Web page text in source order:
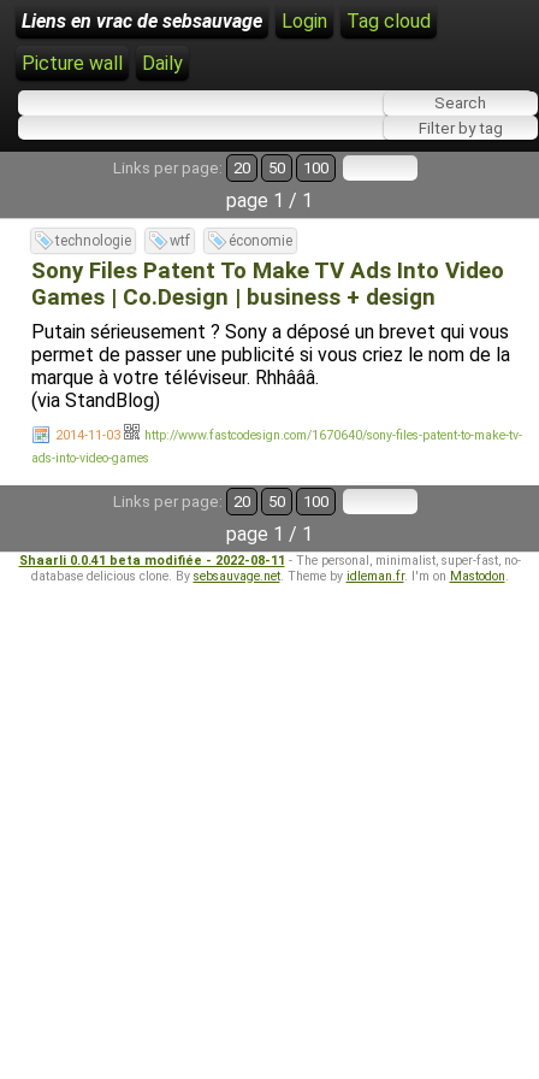
Liens en vrac de sebsauvage Login
Tag cloud
Picture wall
Daily
Links per page: 20 50 100
page 1 / 1
technologie wtf économie
Sony Files Patent To Make TV Ads Into Video
Games | Co.Design | business + design
Putain sérieusement ? Sony a déposé un brevet qui vous
permet de passer une publicité si vous criez le nom de la
marque à votre téléviseur. Rhhâââ.
(via StandBlog)
2014-11-03
http://www.fastcodesign.com/1670640/sony-files-patent-to-make-tv-
ads-into-video-games
Links per page: 20 50 100
page 1 / 1
Shaarli 0.0.41 beta modifiée - 2022-08-11 - The personal, minimalist, super-fast, no-
database delicious clone. By sebsauvage.net. Theme by idleman.fr. I'm on Mastodon.